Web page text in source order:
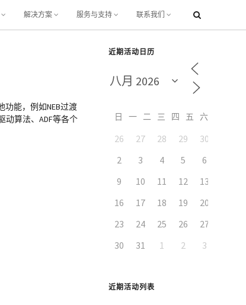
解决方案 服务与支持 联系我们
功能，例如NEB过渡
动算法、ADF等各个
近期活动日历
日 一 二 三 四 五
26 27 28 29 30
2
3 4 5 6
9
10 11 12 13
16
17 18 19 20
23
24 25 26 27
30
31 1 2 3
近期活动列表